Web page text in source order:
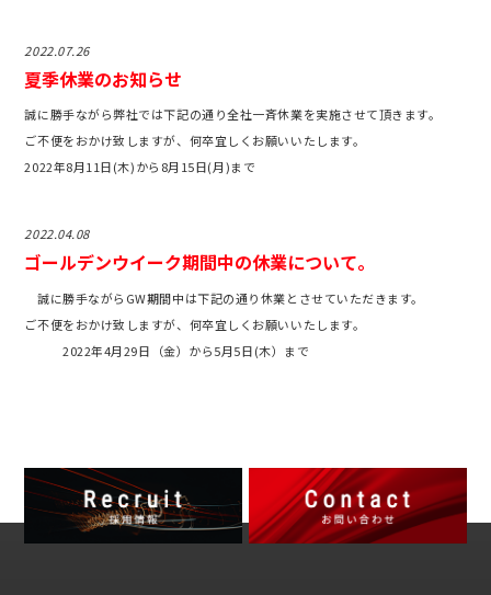
2022.07.26
夏季休業のお知らせ
誠に勝手ながら弊社では下記の通り全社一斉休業を実施させて頂きます。
ご不便をおかけ致しますが、何卒宜しくお願いいたします。
2022年8月11日(木)から8月15日(月)まで
2022.04.08
ゴールデンウイーク期間中の休業について。
誠に勝手ながらGW期間中は下記の通り休業とさせていただきます。
ご不便をおかけ致しますが、何卒宜しくお願いいたします。
2022年4月29日（金）から5月5日(木）まで